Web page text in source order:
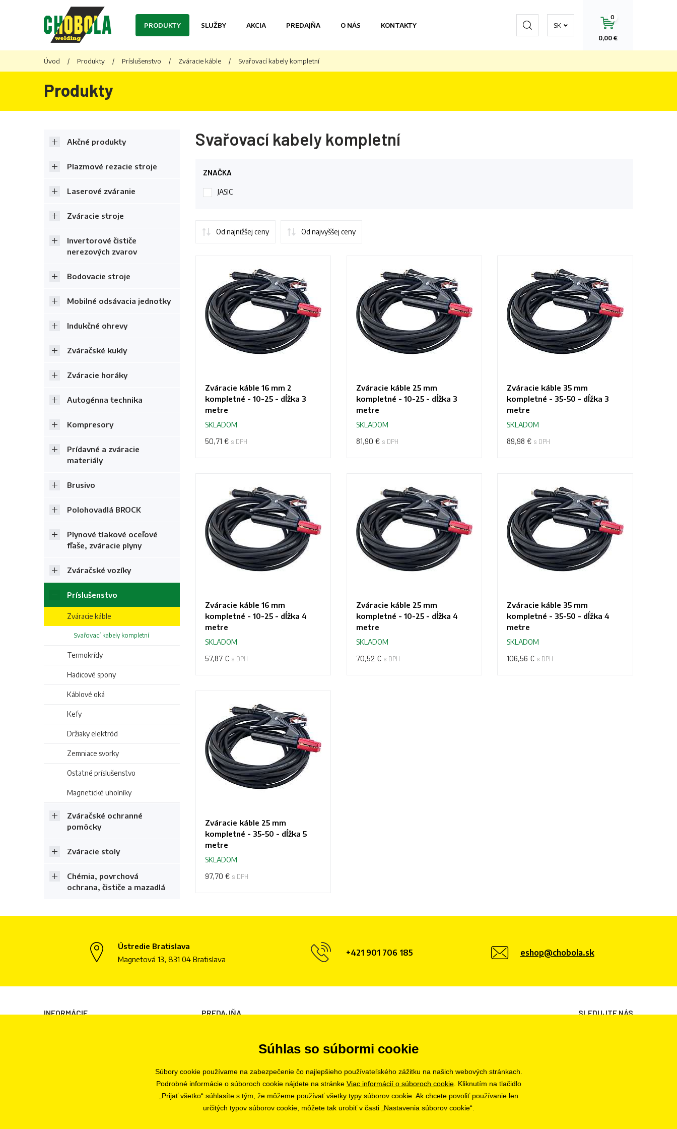
PRODUKTY SLUŽBY AKCIA PREDAJŇA O NÁS KONTAKTY
0,00 €
0
SKHľadať
Úvod / Produkty / Príslušenstvo / Zváracie káble / Svařovací kabely kompletní
Produkty
Akčné produkty
Plazmové rezacie stroje
Laserové zváranie
Zváracie stroje
Invertorové čističe
nerezových zvarov
Bodovacie stroje
Mobilné odsávacia jednotky
Indukčné ohrevy
Zváračské kukly
Zváracie horáky
Autogénna technika
Kompresory
Prídavné a zváracie
materiály
Brusivo
Polohovadlá BROCK
Plynové tlakové oceľové
fľaše, zváracie plyny
Zváračské vozíky
Príslušenstvo
Zváracie káble
Svařovací kabely kompletní
Termokrídy
Hadicové spony
Káblové oká
Kefy
Držiaky elektród
Zemniace svorky
Ostatné príslušenstvo
Magnetické uholníky
Zváračské ochranné
pomôcky
Zváracie stoly
Chémia, povrchová
ochrana, čističe a mazadlá
Svařovací kabely kompletní
ZNAČKA
JASIC
Od najnižšej ceny Od najvyššej ceny
Zváracie káble 16 mm 2
kompletné - 10-25 - dĺžka 3
metre
SKLADOM
50,71 € s DPH
Zváracie káble 25 mm
kompletné - 10-25 - dĺžka 3
metre
SKLADOM
81,90 € s DPH
Zváracie káble 35 mm
kompletné - 35-50 - dĺžka 3
metre
SKLADOM
89,98 € s DPH
Zváracie káble 16 mm
kompletné - 10-25 - dĺžka 4
metre
SKLADOM
57,87 € s DPH
Zváracie káble 25 mm
kompletné - 10-25 - dĺžka 4
metre
SKLADOM
70,52 € s DPH
Zváracie káble 35 mm
kompletné - 35-50 - dĺžka 4
metre
SKLADOM
106,56 € s DPH
Zváracie káble 25 mm
kompletné - 35-50 - dĺžka 5
metre
SKLADOM
97,70 € s DPH
Ústredie Bratislava
Magnetová 13, 831 04 Bratislava
+421 901 706 185 eshop@chobola.sk
INFORMÁCIE PREDAJŇA SLEDUJTE NÁS
Súhlas so súbormi cookie
Súbory cookie používame na zabezpečenie čo najlepšieho používateľského zážitku na našich webových stránkach.
Podrobné informácie o súboroch cookie nájdete na stránke Viac informácií o súboroch cookie. Kliknutím na tlačidlo
„Prijať všetko“ súhlasíte s tým, že môžeme používať všetky typy súborov cookie. Ak chcete povoliť používanie len
určitých typov súborov cookie, môžete tak urobiť v časti „Nastavenia súborov cookie“.